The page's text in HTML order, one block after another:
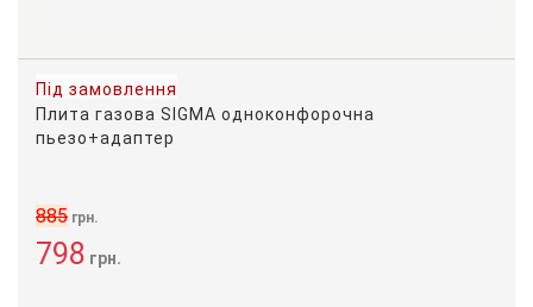
Під замовлення
Плита газова SIGMA одноконфорочна
пьезо+адаптер
798 грн.
885 грн.